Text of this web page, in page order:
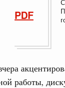
PDF
работы,